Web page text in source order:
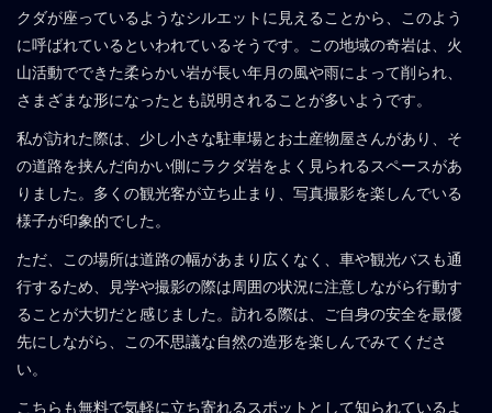
クダが座っているようなシルエットに見えることから、このよう
に呼ばれているといわれているそうです。この地域の奇岩は、火
山活動でできた柔らかい岩が長い年月の風や雨によって削られ、
さまざまな形になったとも説明されることが多いようです。
私が訪れた際は、少し小さな駐車場とお土産物屋さんがあり、そ
の道路を挟んだ向かい側にラクダ岩をよく見られるスペースがあ
りました。多くの観光客が立ち止まり、写真撮影を楽しんでいる
様子が印象的でした。
ただ、この場所は道路の幅があまり広くなく、車や観光バスも通
行するため、見学や撮影の際は周囲の状況に注意しながら行動す
ることが大切だと感じました。訪れる際は、ご自身の安全を最優
先にしながら、この不思議な自然の造形を楽しんでみてくださ
い。
こちらも無料で気軽に立ち寄れるスポットとして知られているよ